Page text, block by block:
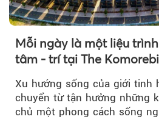
Mỗi ngày là một liệu
tâm - trí tại The
Xu hướng sống của giới tinh
chuyển từ tận hưởng những
chủ một phong cách sống